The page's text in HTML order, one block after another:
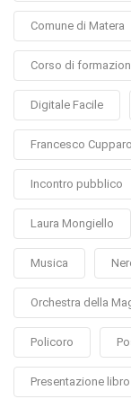
Comune di Matera
Corso di
Digitale Facile
Francesco Cupparo
Incontro pubblico
Laura Mongiello
Musica
Orchestra della
Policoro
Presentazione libro